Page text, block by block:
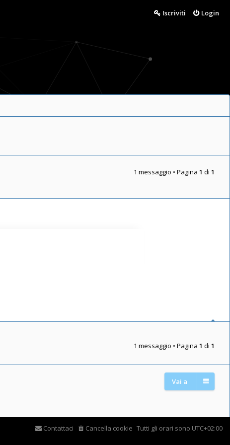
Login
Iscriviti
1 messaggio • Pagina 1 di 1
1 messaggio • Pagina 1 di 1
Vai a
Tutti gli orari sono UTC+02:00
Cancella cookie
Contattaci